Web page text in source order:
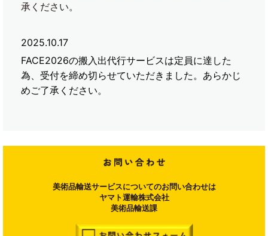
承ください。
2025.10.17
FACE2026の搬入出代行サービスは定員に達した
為、受付を締め切らせていただきました。あらかじ
めご了承ください。
美術品輸送サービスについてのお問い合わせは
ヤマト運輸株式会社
美術品輸送課